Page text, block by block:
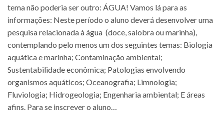
tema não poderia ser outro: ÁGUA! Vamos lá para as
informações: Neste período o aluno deverá desenvolver uma
pesquisa relacionada à água (doce, salobra ou marinha),
contemplando pelo menos um dos seguintes temas: Biologia
aquática e marinha; Contaminação ambiental;
Sustentabilidade econômica; Patologias envolvendo
organismos aquáticos; Oceanografia; Limnologia;
Fluviologia; Hidrogeologia; Engenharia ambiental; E áreas
afins. Para se inscrever o aluno…